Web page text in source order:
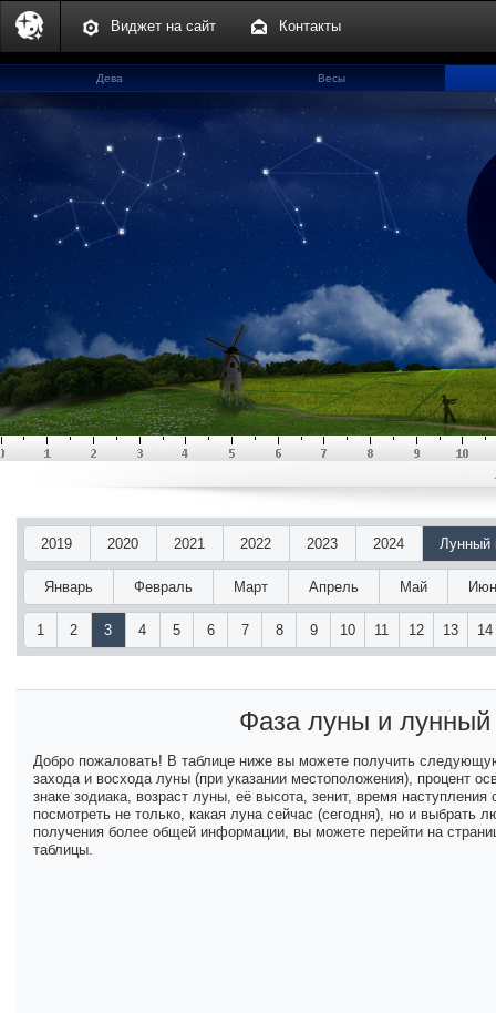
Виджет на сайт Контакты
Дева
Весы
2019 2020 2021 2022 2023 2024 Лунный
Январь Февраль Март Апрель Май
1 2 3 4 5 6 7 8 9 10 11 12 13 14
Фаза луны и
Добро пожаловать! В таблице ниже вы можете получить
захода и восхода луны (при указании местоположения), процент
знаке зодиака, возраст луны, её высота, зенит, время
посмотреть не только, какая луна сейчас (сегодня), но и
получения более общей информации, вы можете перейти на
таблицы.